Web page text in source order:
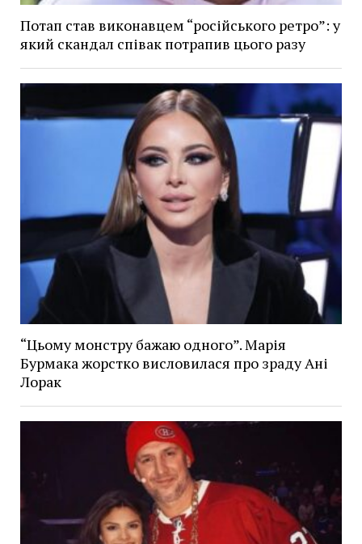
Потап став виконавцем “російського ретро”: у
який скандал співак потрапив цього разу
“Цьому монстру бажаю одного”. Марія
Бурмака жорстко висловилася про зраду Ані
Лорак